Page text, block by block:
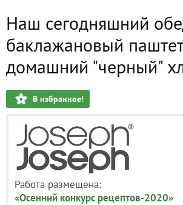
Наш сегодняшний
баклажановый
домашний "черный"
В избранное!
Работа размещена:
«Осенний конкурс рецептов-2020»